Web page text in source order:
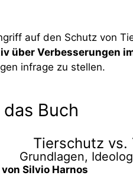
auf den Schutz von
über Verbesserungen
infrage zu stellen.
Buch
Tierschutz vs.
Grundlagen,
von Silvio Harnos